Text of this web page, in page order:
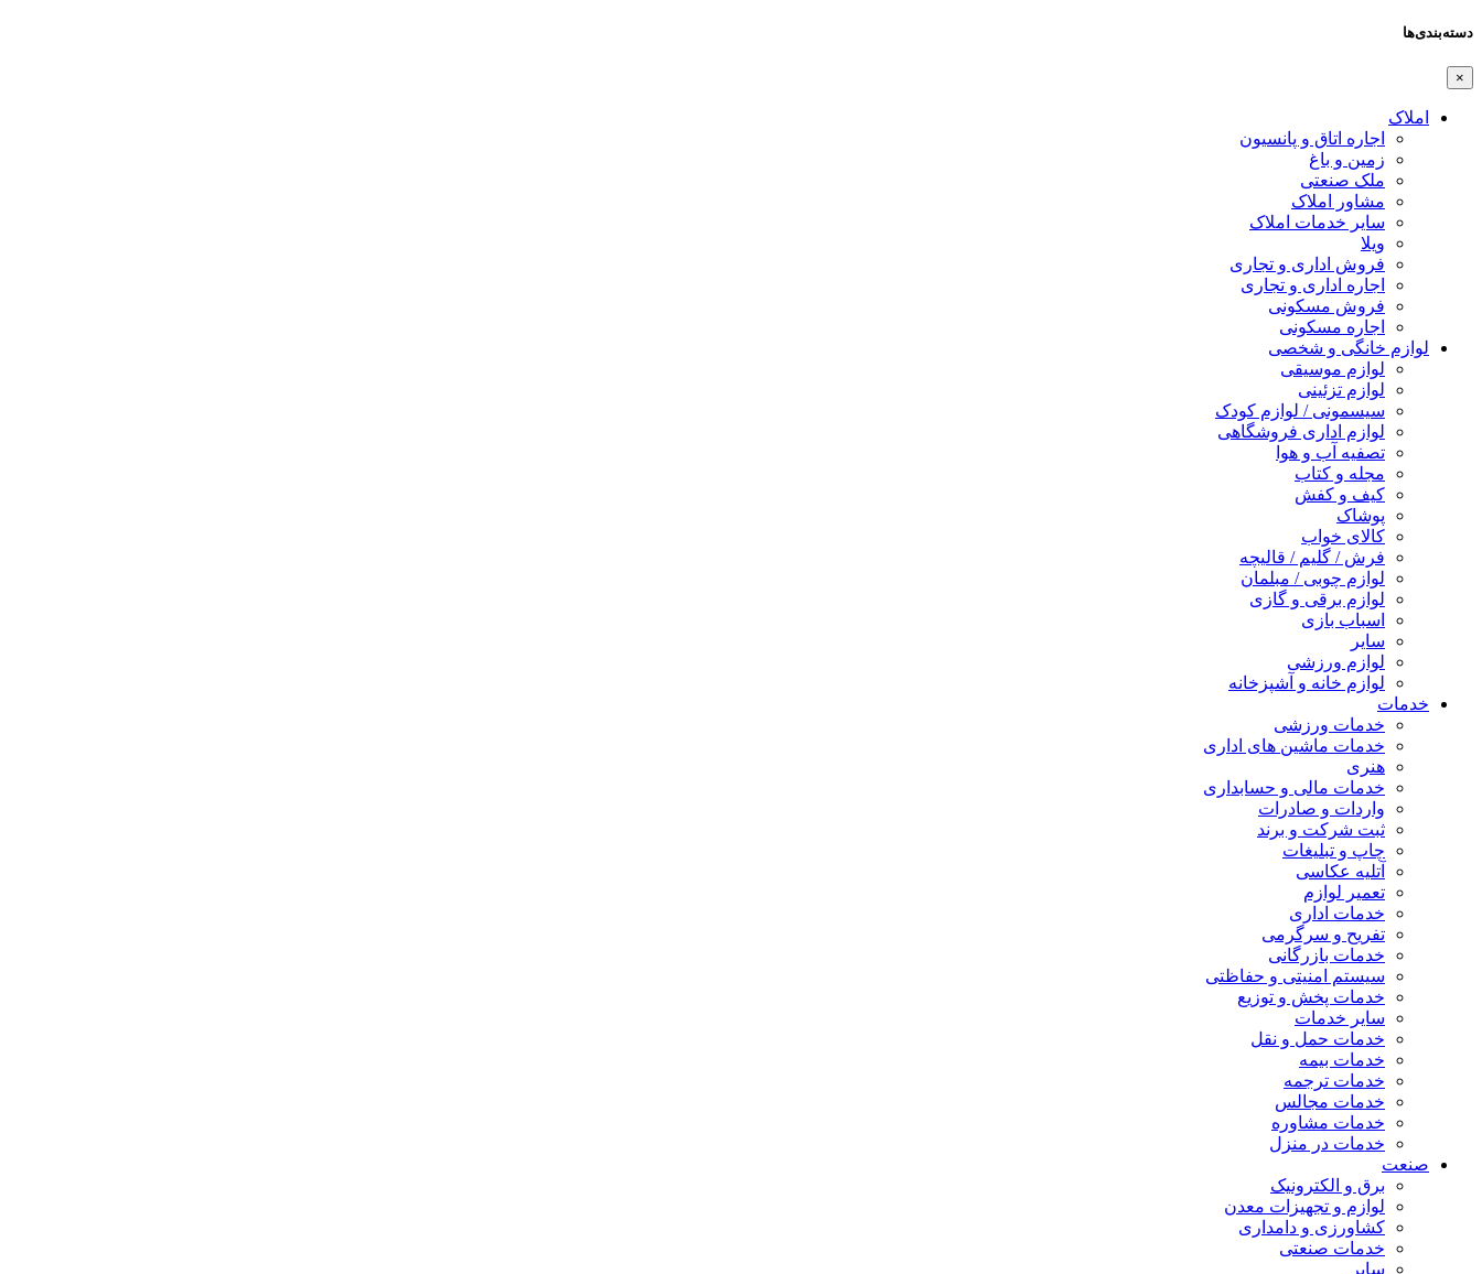
دسته‌بندی‌ها
×
املاک
اجاره اتاق و پانسیون
زمین و باغ
ملک صنعتی
مشاور املاک
سایر خدمات املاک
ویلا
فروش اداری و تجاری
اجاره اداری و تجاری
فروش مسکونی
اجاره مسکونی
لوازم خانگی و شخصی
لوازم موسیقی
لوازم تزئینی
سیسمونی / لوازم کودک
لوازم اداری فروشگاهی
تصفیه آب و هوا
مجله و کتاب
کیف و کفش
پوشاک
کالای خواب
فرش / گلیم / قالیچه
لوازم چوبی / مبلمان
لوازم برقی و گازی
اسباب بازی
سایر
لوازم ورزشی
لوازم خانه و آشپزخانه
خدمات
خدمات ورزشی
خدمات ماشین های اداری
هنری
خدمات مالی و حسابداری
واردات و صادرات
ثبت شرکت و برند
چاپ و تبلیغات
آتلیه عکاسی
تعمیر لوازم
خدمات اداری
تفریح و سرگرمی
خدمات بازرگانی
سیستم امنیتی و حفاظتی
خدمات پخش و توزیع
سایر خدمات
خدمات حمل و نقل
خدمات بیمه
خدمات ترجمه
خدمات مجالس
خدمات مشاوره
خدمات در منزل
صنعت
برق و الکترونیک
لوازم و تجهیزات معدن
کشاورزی و دامداری
خدمات صنعتی
سایر